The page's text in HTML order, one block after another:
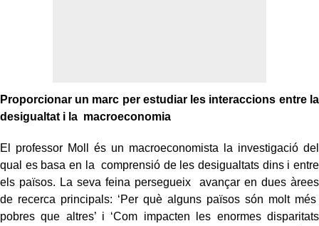
Proporcionar un marc per estudiar les interaccions entre la
desigualtat i la macroeconomia
El professor Moll és un macroeconomista la investigació del
qual es basa en la comprensió de les desigualtats dins i entre
els països. La seva feina persegueix avançar en dues àrees
de recerca principals: ‘Per què alguns països són molt més
pobres que altres’ i ‘Com impacten les enormes disparitats